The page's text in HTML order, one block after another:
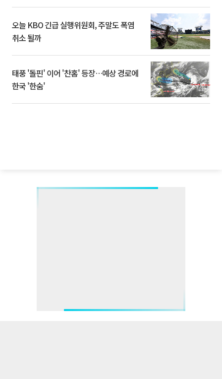
오늘 KBO 긴급 실행위원회, 주말도 폭염
취소 될까
태풍 '돌핀' 이어 '찬홈' 등장…예상 경로에
한국 '한숨'